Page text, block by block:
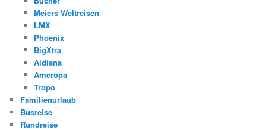
Meiers Weltreisen
LMX
Phoenix
BigXtra
Aldiana
Ameropa
Tropo
Familienurlaub
Busreise
Rundreise